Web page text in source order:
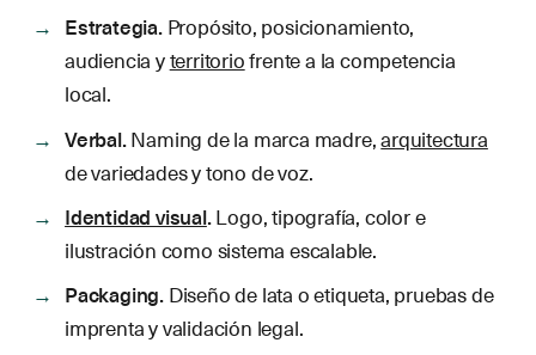
Estrategia.Propósito, posicionamiento,
audiencia yterritoriofrente a la competencia
local.
Verbal.Naming de la marca madre,arquitectura
de variedades y tono de voz.
Identidad visual.Logo, tipografía, color e
ilustración como sistema escalable.
Packaging.Diseño de lata o etiqueta, pruebas de
imprenta y validación legal.